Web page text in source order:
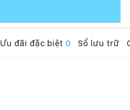
Ưu đãi đặc biệt 0 Sổ lưu trữ